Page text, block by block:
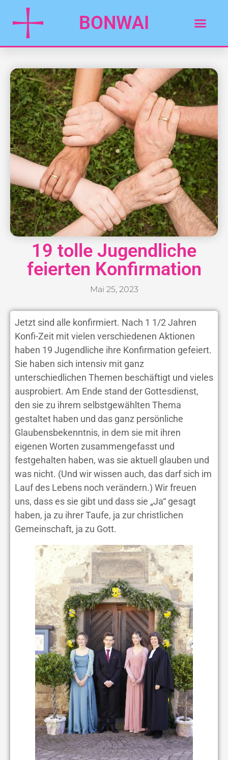
BONWAI
19 tolle Jugendliche
feierten Konfirmation
Mai 25, 2023
Jetzt sind alle konfirmiert. Nach 1 1/2 Jahren
Konfi-Zeit mit vielen verschiedenen Aktionen
haben 19 Jugendliche ihre Konfirmation gefeiert.
Sie haben sich intensiv mit ganz
unterschiedlichen Themen beschäftigt und vieles
ausprobiert. Am Ende stand der Gottesdienst,
den sie zu ihrem selbstgewählten Thema
gestaltet haben und das ganz persönliche
Glaubensbekenntnis, in dem sie mit ihren
eigenen Worten zusammengefasst und
festgehalten haben, was sie aktuell glauben und
was nicht. (Und wir wissen auch, das darf sich im
Lauf des Lebens noch verändern.) Wir freuen
uns, dass es sie gibt und dass sie „Ja“ gesagt
haben, ja zu ihrer Taufe, ja zur christlichen
Gemeinschaft, ja zu Gott.